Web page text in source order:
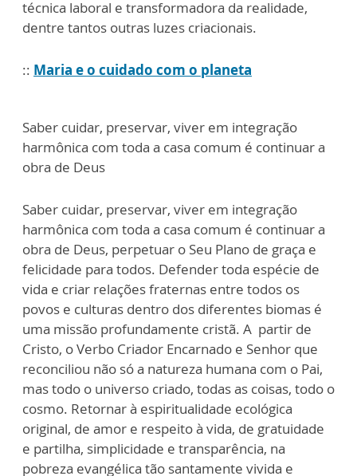
técnica laboral e transformadora da realidade,
dentre tantos outras luzes criacionais.
:: Maria e o cuidado com o planeta
Saber cuidar, preservar, viver em integração
harmônica com toda a casa comum é continuar a
obra de Deus
Saber cuidar, preservar, viver em integração
harmônica com toda a casa comum é continuar a
obra de Deus, perpetuar o Seu Plano de graça e
felicidade para todos. Defender toda espécie de
vida e criar relações fraternas entre todos os
povos e culturas dentro dos diferentes biomas é
uma missão profundamente cristã. A partir de
Cristo, o Verbo Criador Encarnado e Senhor que
reconciliou não só a natureza humana com o Pai,
mas todo o universo criado, todas as coisas, todo o
cosmo. Retornar à espiritualidade ecológica
original, de amor e respeito à vida, de gratuidade
e partilha, simplicidade e transparência, na
pobreza evangélica tão santamente vivida e